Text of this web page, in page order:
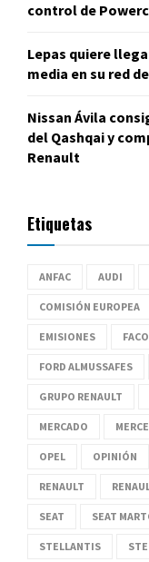
control de
Lepas quiere
media en su red
Nissan Ávila
del Qashqai y
Renault
Etiquetas
ANFAC AUDI
COMISIÓN EUROPEA
EMISIONES
FORD ALMUSSAFES
GRUPO RENAULT
MERCADO
OPEL OPINIÓN
RENAULT
SEAT SEAT
STELLANTIS